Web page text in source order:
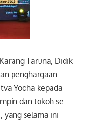
Taruna, Didik
penghargaan
Yodha kepada
dan tokoh se-
yang selama ini